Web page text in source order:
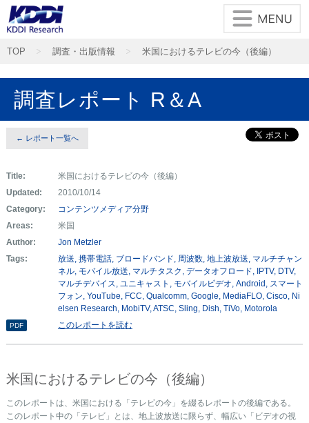
TOP 調査・出版情報 米国におけるテレビの今（後編）
調査レポート R＆A
← レポート一覧へ
Title:
米国におけるテレビの今（後編）
Updated:
2010/10/14
Category:
コンテンツメディア分野
Areas:
米国
Author:
Jon Metzler
Tags:
放送 携帯電話 ブロードバンド 周波数 地上波放送 マルチチャン
ネル モバイル放送 マルチタスク データオフロード IPTV DTV
マルチデバイス
ユニキャスト モバイルビデオ Android
スマート
フォン YouTube FCC Qualcomm Google MediaFLO Cisco Ni
elsen Research MobiTV ATSC Sling Dish TiVo Motorola
PDF このレポートを読む
米国におけるテレビの今（後編）
このレポートは、米国における「テレビの今」を綴るレポートの後編である。
このレポート中の「テレビ」とは、地上波放送に限らず、幅広い「ビデオの視